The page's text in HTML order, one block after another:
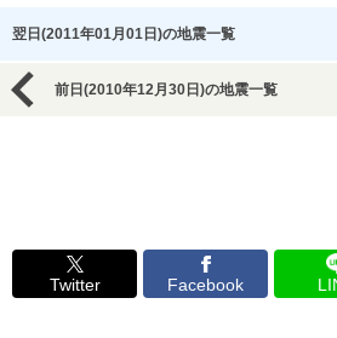
翌日(2011年01月01日)の地震一覧
前日(2010年12月30日)の地震一覧
Twitter Facebook